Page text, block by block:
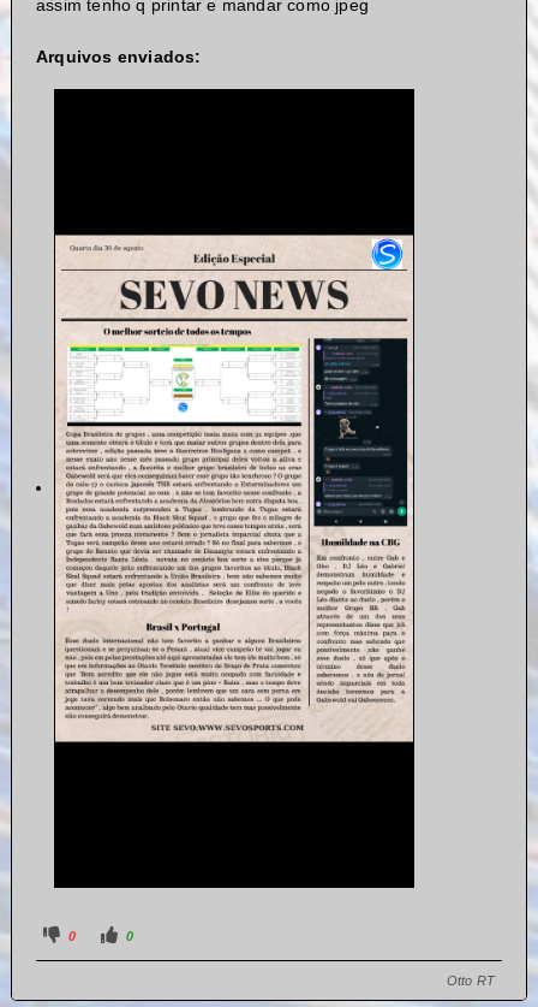
assim tenho q printar e mandar como jpeg
Arquivos enviados:
0 0
Otto RT